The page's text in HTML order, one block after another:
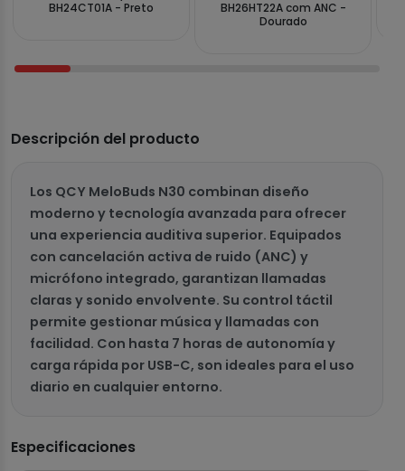
BH24CT01A - Preto
BH26HT22A com ANC -
Dourado
Descripción del producto
Los QCY MeloBuds N30 combinan diseño
moderno y tecnología avanzada para ofrecer
una experiencia auditiva superior. Equipados
con cancelación activa de ruido (ANC) y
micrófono integrado, garantizan llamadas
claras y sonido envolvente. Su control táctil
permite gestionar música y llamadas con
facilidad. Con hasta 7 horas de autonomía y
carga rápida por USB-C, son ideales para el uso
diario en cualquier entorno.
Especificaciones